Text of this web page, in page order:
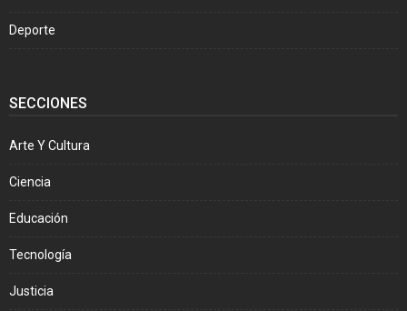
Deporte
SECCIONES
Arte Y Cultura
Ciencia
Educación
Tecnología
Justicia